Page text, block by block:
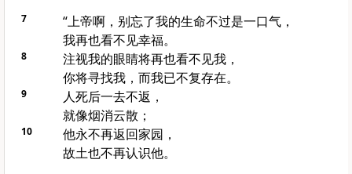
7
“上帝啊，别忘了我的生命不过是一口气，
我再也看不见幸福。
8
注视我的眼睛将再也看不见我，
你将寻找我，而我已不复存在。
9
人死后一去不返，
就像烟消云散；
10
他永不再返回家园，
故土也不再认识他。